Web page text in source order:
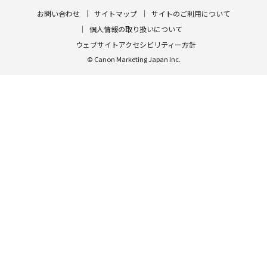
お問い合わせ サイトマップ
サイトのご利用について
個人情報の取り扱いについて
ウェブサイトアクセシビリティー方針
© Canon Marketing Japan Inc.